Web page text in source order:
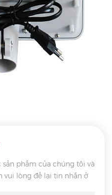
phẩm của chúng tôi và
vui lòng để lại tin nhắn ở